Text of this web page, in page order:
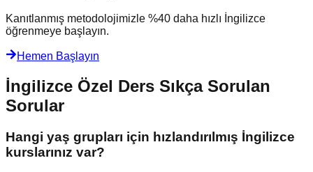
Kanıtlanmış metodolojimizle %40 daha hızlı İngilizce
öğrenmeye başlayın.
Hemen Başlayın
İngilizce Özel Ders Sıkça Sorulan
Sorular
Hangi yaş grupları için hızlandırılmış İngilizce
kurslarınız var?